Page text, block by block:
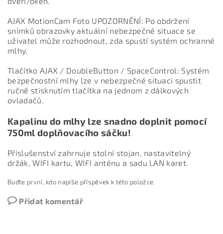
AJAX MotionCam Foto UPOZORNĚNÍ: Po obdržení
snímků obrazovky aktuální nebezpečné situace se
uživatel může rozhodnout, zda spustí systém ochranné
mlhy.
Tlačítko AJAX / DoubleButton / SpaceControl: Systém
bezpečnostní mlhy lze v nebezpečné situaci spustit
ručně stisknutím tlačítka na jednom z dálkových
ovladačů.
Kapalinu do mlhy lze snadno doplnit pomocí
750ml doplňovacího sáčku!
Příslušenství zahrnuje stolní stojan, nastavitelný
držák, WIFI kartu, WIFI anténu a sadu LAN karet.
Buďte první, kdo napíše příspěvek k této položce.
Přidat komentář